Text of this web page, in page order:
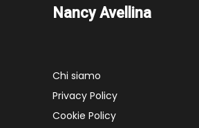
Nancy Avellina
Chi siamo
Privacy Policy
Cookie Policy